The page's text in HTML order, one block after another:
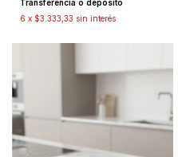
Transferencia o depósito
6 x $3.333,33 sin interés